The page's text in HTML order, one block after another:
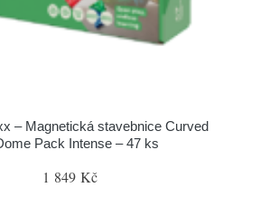
– Magnetická stavebnice Curved
Pack Intense – 47 ks
1 849 Kč